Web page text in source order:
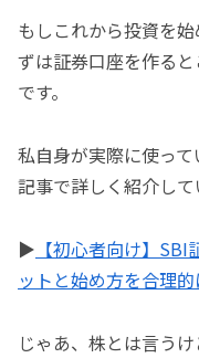
もしこれから投資を
ずは証券口座を作る
です。
私自身が実際に使っ
記事で詳しく紹介して
▶ 【初心者向け】
ットと始め方を合理
じゃあ、株とは言う